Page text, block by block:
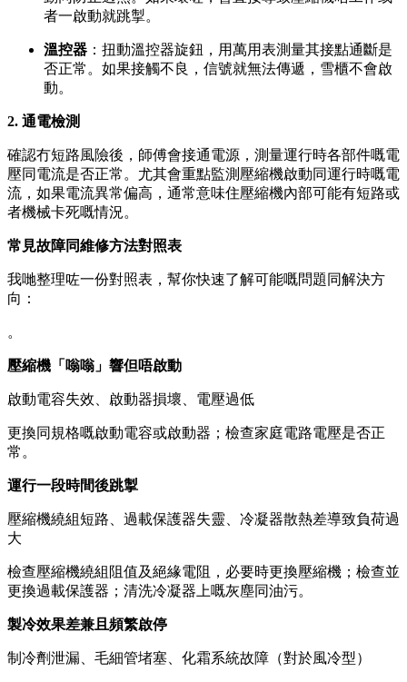
者一啟動就跳掣。
溫控器 ：扭動溫控器旋鈕，用萬用表測量其接點通斷是
否正常。如果接觸不良，信號就無法傳遞，雪櫃不會啟
動。
2. 通電檢測
確認冇短路風險後，師傅會接通電源，測量運行時各部件嘅電
壓同電流是否正常。尤其會重點監測壓縮機啟動同運行時嘅電
流，如果電流異常偏高，通常意味住壓縮機內部可能有短路或
者機械卡死嘅情況。
常見故障同維修方法對照表
我哋整理咗一份對照表，幫你快速了解可能嘅問題同解決方
向：
。
壓縮機「嗡嗡」響但唔啟動
啟動電容失效、啟動器損壞、電壓過低
更換同規格嘅啟動電容或啟動器；檢查家庭電路電壓是否正
常。
運行一段時間後跳掣
壓縮機繞組短路、過載保護器失靈、冷凝器散熱差導致負荷過
大
檢查壓縮機繞組阻值及絕緣電阻，必要時更換壓縮機；檢查並
更換過載保護器；清洗冷凝器上嘅灰塵同油污。
製冷效果差兼且頻繁啟停
制冷劑泄漏、毛細管堵塞、化霜系統故障（對於風冷型）